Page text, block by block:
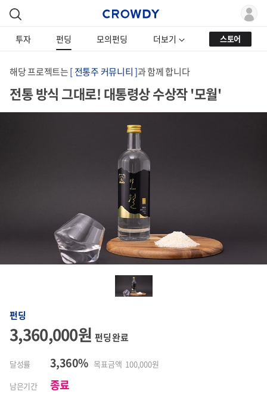
투자 펀딩 모의펀딩 더보기 스토어
해당 프로젝트는[ 전통주 커뮤니티 ]과 함께 합니다
전통 방식 그대로! 대통령상 수상작 '모월'
펀딩
3,360,000원펀딩 완료
달성률 3,360% 목표금액 100,000원
남은기간
종료